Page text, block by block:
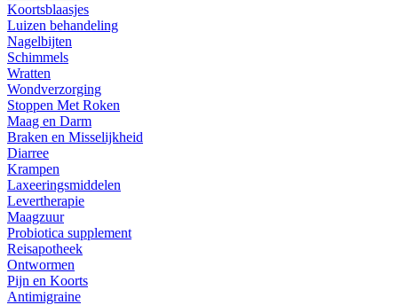
Koortsblaasjes
Luizen behandeling
Nagelbijten
Schimmels
Wratten
Wondverzorging
Stoppen Met Roken
Maag en Darm
Braken en Misselijkheid
Diarree
Krampen
Laxeeringsmiddelen
Levertherapie
Maagzuur
Probiotica supplement
Reisapotheek
Ontwormen
Pijn en Koorts
Antimigraine